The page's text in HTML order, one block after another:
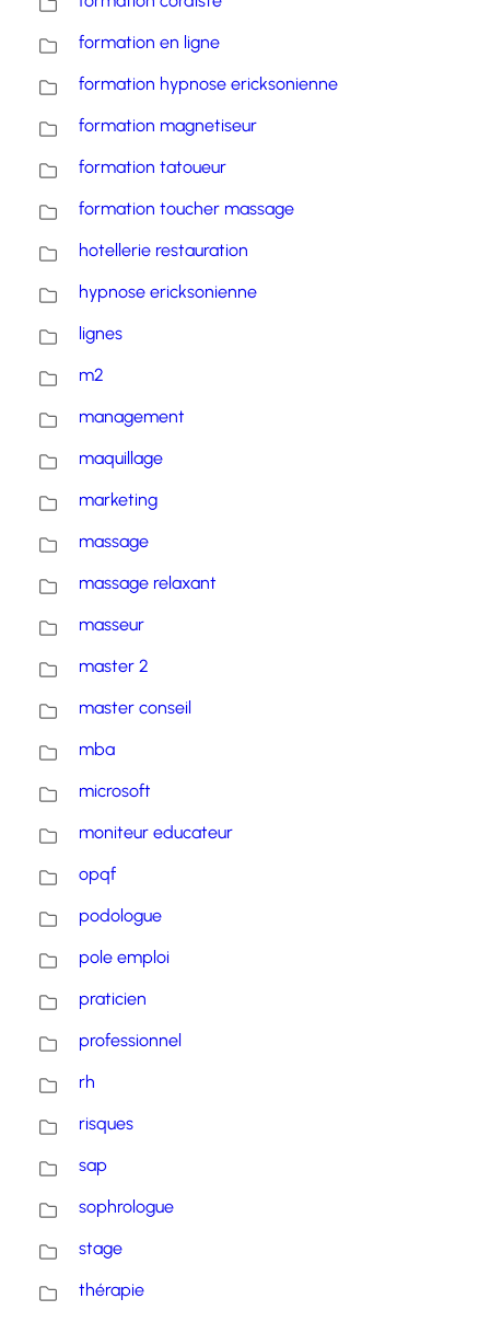
formation en ligne
formation hypnose ericksonienne
formation magnetiseur
formation tatoueur
formation toucher massage
hotellerie restauration
hypnose ericksonienne
lignes
m2
management
maquillage
marketing
massage
massage relaxant
masseur
master 2
master conseil
mba
microsoft
moniteur educateur
opqf
podologue
pole emploi
praticien
professionnel
rh
risques
sap
sophrologue
stage
thérapie